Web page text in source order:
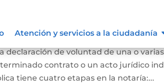
Atención y servicios a la ciudadanía
declaración de voluntad de una o
contrato o un acto jurídico
tiene cuatro etapas en la notaría:...